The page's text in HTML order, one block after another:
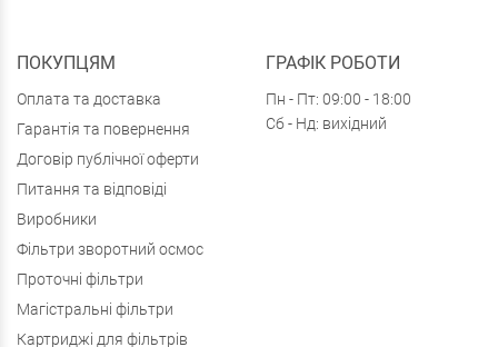
ПОКУПЦЯМ
Оплата та доставка
Гарантія та повернення
Договір публічної оферти
Питання та відповіді
Виробники
Фільтри зворотний осмос
Проточні фільтри
Магістральні фільтри
Картриджі для фільтрів
ГРАФІК РОБОТИ
Пн - Пт: 09:00 - 18:00
Сб - Нд: вихідний